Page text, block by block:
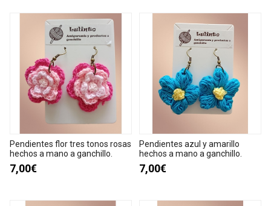
Pendientes flor tres tonos rosas
hechos a mano a ganchillo.
7,00€
Pendientes azul y amarillo
hechos a mano a ganchillo.
7,00€